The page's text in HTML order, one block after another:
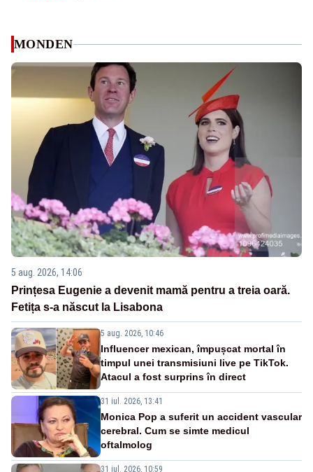
MONDEN
5 aug. 2026, 14:06
Prințesa Eugenie a devenit mamă pentru a treia oară.
Fetița s-a născut la Lisabona
5 aug. 2026, 10:46
Influencer mexican, împușcat mortal în
timpul unei transmisiuni live pe TikTok.
Atacul a fost surprins în direct
31 iul. 2026, 13:41
Monica Pop a suferit un accident vascular
cerebral. Cum se simte medicul
oftalmolog
31 iul. 2026, 10:59